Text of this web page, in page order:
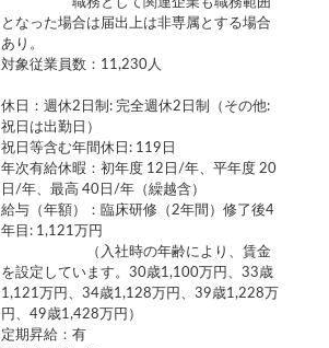
職務として関連企業も職務範囲
となった場合は届出上は非専属とする場合
あり。
対象従業員数：11,230人
休日：週休2日制: 完全週休2日制（その他:
祝日は出勤日）
祝日等含む年間休日: 119日
年次有給休暇：初年度 12日/年、平年度 20
日/年、最高 40日/年（繰越含）
給与（年額）：臨床研修（2年間）修了後4
年目: 1,121万円
（入社時の年齢により、賃金
を設定しています。30歳1,100万円、33歳
1,121万円、34歳1,128万円、39歳1,228万
円、49歳1,428万円）
定期昇給：有